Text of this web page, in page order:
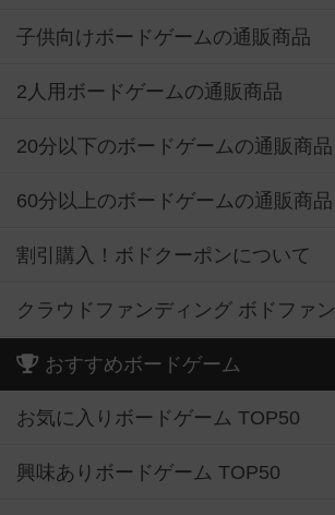
子供向けボードゲームの通販商品
2人用ボードゲームの通販商品
20分以下のボードゲームの通販商品
60分以上のボードゲームの通販商品
割引購入！ボドクーポンについて
クラウドファンディング ボドファン
おすすめボードゲーム
お気に入りボードゲーム TOP50
興味ありボードゲーム TOP50